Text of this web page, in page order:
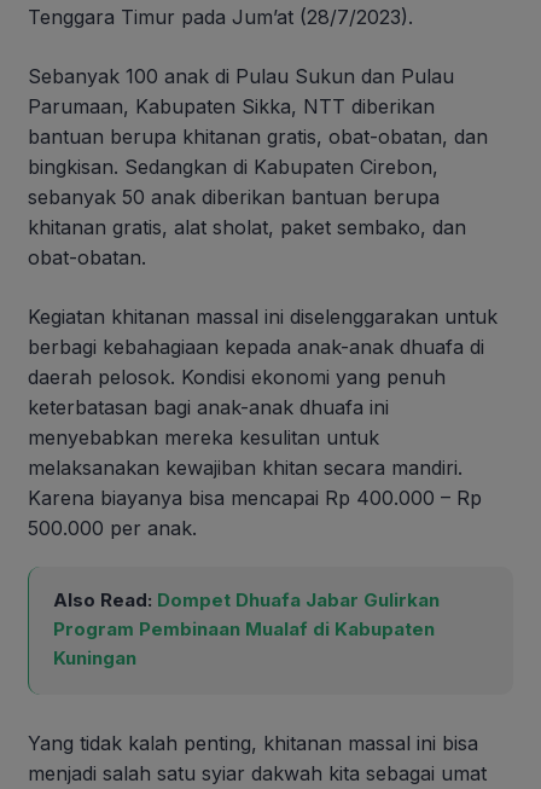
Tenggara Timur pada Jum’at (28/7/2023).
Sebanyak 100 anak di Pulau Sukun dan Pulau
Parumaan, Kabupaten Sikka, NTT diberikan
bantuan berupa khitanan gratis, obat-obatan, dan
bingkisan. Sedangkan di Kabupaten Cirebon,
sebanyak 50 anak diberikan bantuan berupa
khitanan gratis, alat sholat, paket sembako, dan
obat-obatan.
Kegiatan khitanan massal ini diselenggarakan untuk
berbagi kebahagiaan kepada anak-anak dhuafa di
daerah pelosok. Kondisi ekonomi yang penuh
keterbatasan bagi anak-anak dhuafa ini
menyebabkan mereka kesulitan untuk
melaksanakan kewajiban khitan secara mandiri.
Karena biayanya bisa mencapai Rp 400.000 – Rp
500.000 per anak.
Also Read: Dompet Dhuafa Jabar Gulirkan
Program Pembinaan Mualaf di Kabupaten
Kuningan
Yang tidak kalah penting, khitanan massal ini bisa
menjadi salah satu syiar dakwah kita sebagai umat